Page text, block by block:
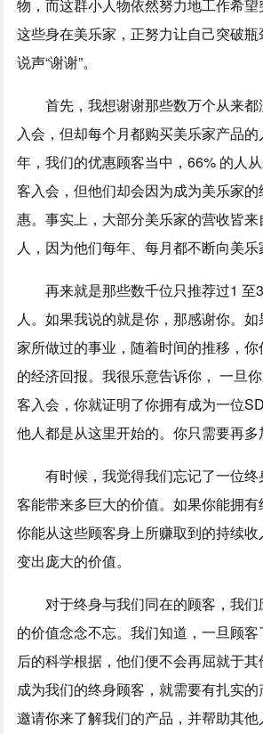
物，而这群小人物依然努力地工作希
这些身在美乐家，正努力让自己突破
说声“谢谢”。
首先，我想谢谢那些数万个从来
入会，但却每个月都购买美乐家产品
年，我们的优惠顾客当中，66% 的人
客入会，但他们却会因为成为美乐家
惠。事实上，大部分美乐家的营收皆
人，因为他们每年、每月都不断向美乐
再来就是那些数千位只推荐过1 至
人。如果我说的就是你，那感谢你。
家所做过的事业，随着时间的推移，
的经济回报。我很乐意告诉你， 一旦
客入会，你就证明了你拥有成为一位
他人都是从这里开始的。你只需要再多
有时候，我觉得我们忘记了一位
客能带来多巨大的价值。如果你能拥有
你能从这些顾客身上所赚取到的持续
变出庞大的价值。
对于终身与我们同在的顾客，我
的价值念念不忘。我们知道，一旦顾
后的科学根据，他们便不会再屈就于
成为我们的终身顾客，就需要有扎实
邀请你来了解我们的产品，并帮助其